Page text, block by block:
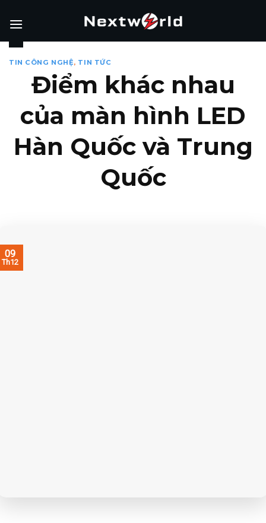
TIN CÔNG NGHỆ, TIN TỨC
Điểm khác nhau
của màn hình LED
Hàn Quốc và Trung
Quốc
09
Th12